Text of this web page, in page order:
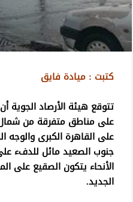
كتبت : ميادة فايق
تتوقع هيئة الأرصاد
على مناطق متفرقة من شمال
على القاهرة الكبرى والوجه
جنوب الصعيد مائل للدفء
الأنحاء يتكون الصقيع على
الجديد.